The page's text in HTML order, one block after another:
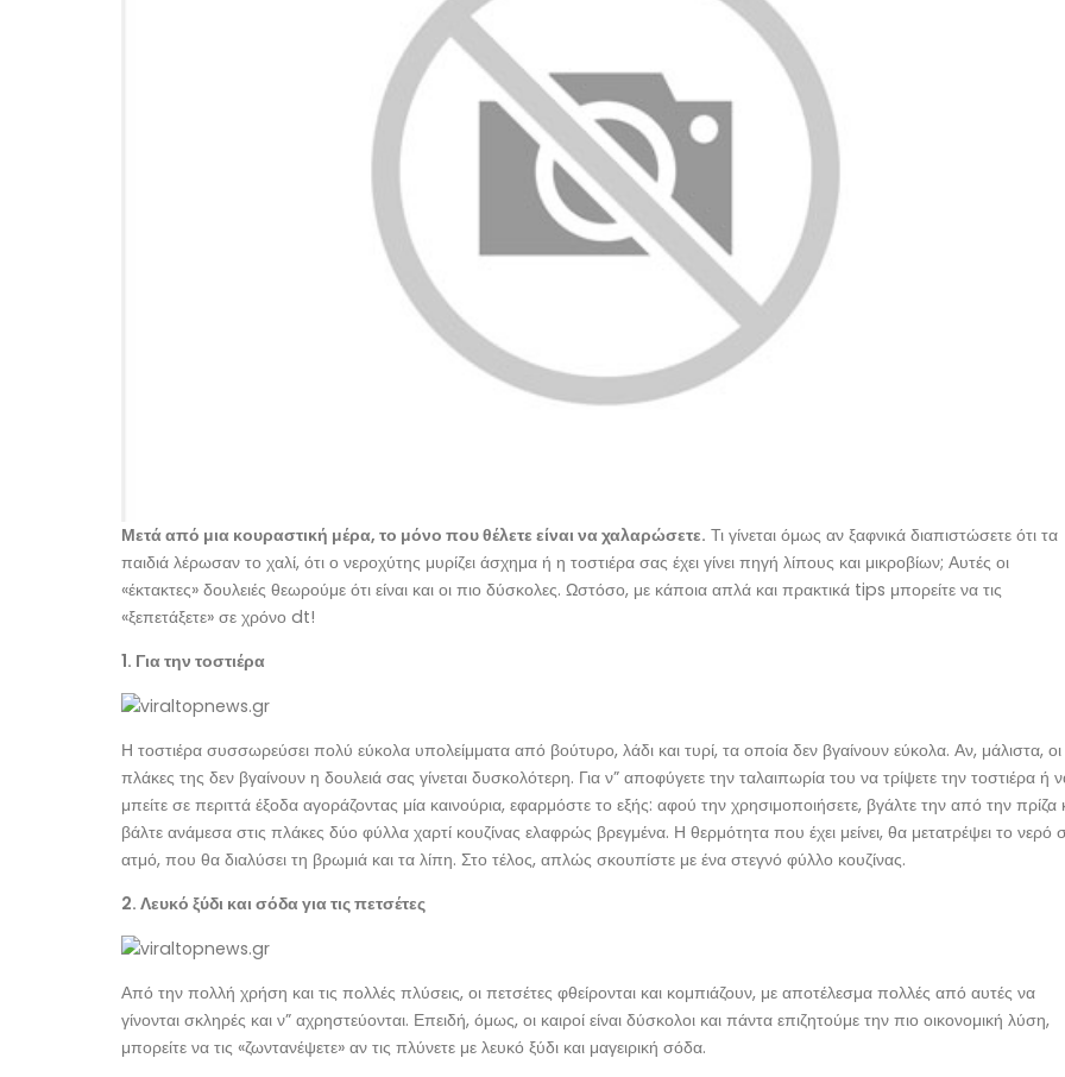
Μετά από μια κουραστική μέρα, το μόνο που θέλετε είναι να χαλαρώσετε. Τι γίνεται όμως αν ξαφνικά διαπιστώσετε ότι τα
παιδιά λέρωσαν το χαλί, ότι ο νεροχύτης μυρίζει άσχημα ή η τοστιέρα σας έχει γίνει πηγή λίπους και μικροβίων; Αυτές οι
«έκτακτες» δουλειές θεωρούμε ότι είναι και οι πιο δύσκολες. Ωστόσο, με κάποια απλά και πρακτικά tips μπορείτε να τις
«ξεπετάξετε» σε χρόνο dt!
1. Για την τοστιέρα
Η τοστιέρα συσσωρεύσει πολύ εύκολα υπολείμματα από βούτυρο, λάδι και τυρί, τα οποία δεν βγαίνουν εύκολα. Αν, μάλιστα, οι
πλάκες της δεν βγαίνουν η δουλειά σας γίνεται δυσκολότερη. Για ν” αποφύγετε την ταλαιπωρία του να τρίψετε την τοστιέρα ή
μπείτε σε περιττά έξοδα αγοράζοντας μία καινούρια, εφαρμόστε το εξής: αφού την χρησιμοποιήσετε, βγάλτε την από την πρίζα
βάλτε ανάμεσα στις πλάκες δύο φύλλα χαρτί κουζίνας ελαφρώς βρεγμένα. Η θερμότητα που έχει μείνει, θα μετατρέψει το νερό
ατμό, που θα διαλύσει τη βρωμιά και τα λίπη. Στο τέλος, απλώς σκουπίστε με ένα στεγνό φύλλο κουζίνας.
2. Λευκό ξύδι και σόδα για τις πετσέτες
Από την πολλή χρήση και τις πολλές πλύσεις, οι πετσέτες φθείρονται και κομπιάζουν, με αποτέλεσμα πολλές από αυτές να
γίνονται σκληρές και ν” αχρηστεύονται. Επειδή, όμως, οι καιροί είναι δύσκολοι και πάντα επιζητούμε την πιο οικονομική λύση,
μπορείτε να τις «ζωντανέψετε» αν τις πλύνετε με λευκό ξύδι και μαγειρική σόδα.